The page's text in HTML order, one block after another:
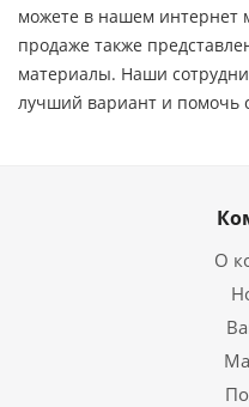
можете в нашем интернет
продаже также
материалы. Наши
лучший вариант и помочь
О